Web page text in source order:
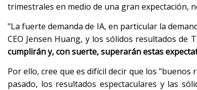
trimestrales en medio de una gran expectación,
"La fuerte demanda de IA, en particular la
CEO Jensen Huang, y los sólidos resultados de
cumplirán y, con suerte, superarán estas
Por ello, cree que es difícil decir que los
pasado, los resultados espectaculares y las